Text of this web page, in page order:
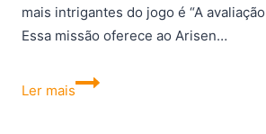
mais intrigantes do jogo é “A
Essa missão oferece ao Arisen…
Ler mais
Dragon’s